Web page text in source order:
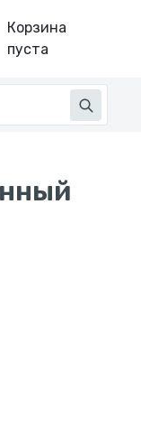
Корзина
пуста